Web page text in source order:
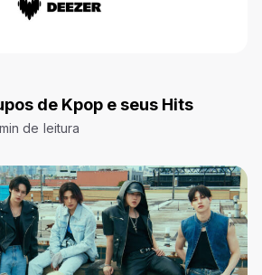
de Kpop e seus Hits
de leitura